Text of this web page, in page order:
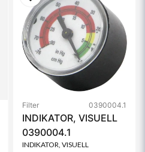
Filter 0390004.1
INDIKATOR, VISUELL
0390004.1
INDIKATOR, VISUELL